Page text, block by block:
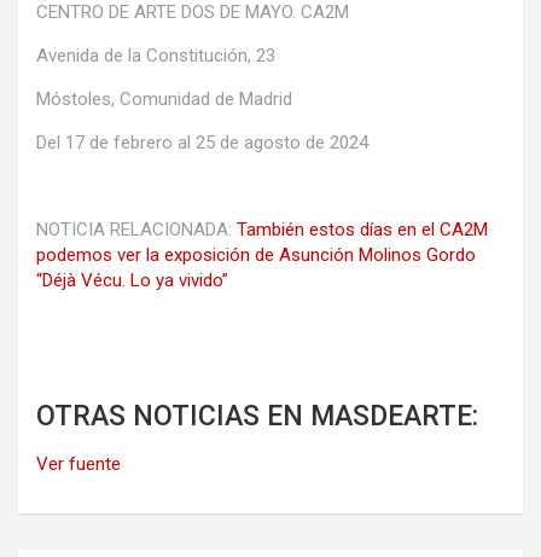
CENTRO DE ARTE DOS DE MAYO. CA2M
Avenida de la Constitución, 23
Móstoles, Comunidad de Madrid
Del 17 de febrero al 25 de agosto de 2024
NOTICIA RELACIONADA: También estos días en el CA2M
podemos ver la exposición de Asunción Molinos Gordo
“Déjà Vécu. Lo ya vivido”
OTRAS NOTICIAS EN MASDEARTE:
Ver fuente